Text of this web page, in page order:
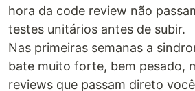
hora da code review não
testes unitários antes de subir.
Nas primeiras semanas a
bate muito forte, bem pesado,
reviews que passam direto